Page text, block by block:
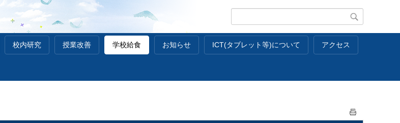
校内研究 授業改善 学校給食 お知らせ ICT(タブレット等)について アクセス